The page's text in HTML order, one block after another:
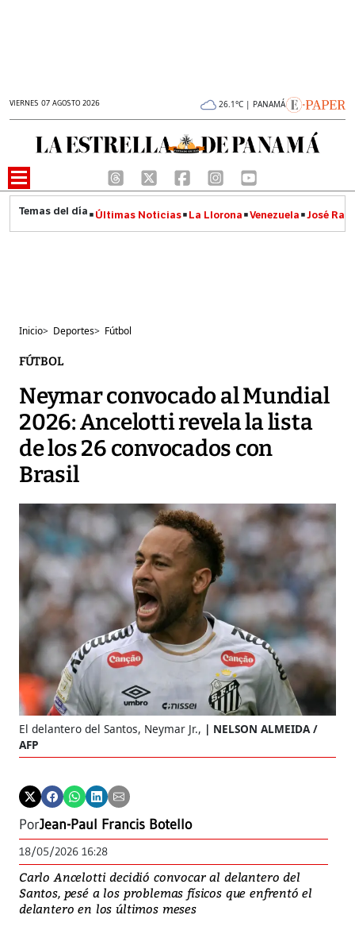
VIERNES 07 AGOSTO 2026 26.1°C | PANAMÁ
Últimas Noticias La Llorona Venezuela José
Inicio> Deportes> Fútbol
FÚTBOL
Neymar convocado al Mundial
2026: Ancelotti revela la lista
de los 26 convocados con
Brasil
El delantero del Santos, Neymar Jr.,
NELSON ALMEIDA /
AFP
PorJean-Paul Francis Botello
18/05/2026 16:28
Carlo Ancelotti decidió convocar al delantero del
Santos, pesé a los problemas físicos que enfrentó el
delantero en los últimos meses